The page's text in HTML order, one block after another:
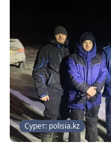
Сурет: polisia.kz